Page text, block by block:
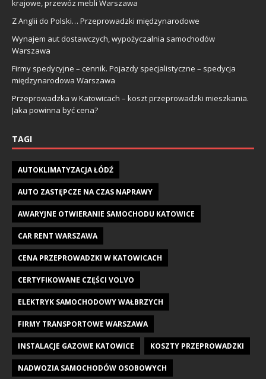
krajowe, przewóz mebli Warszawa
Z Anglii do Polski… Przeprowadzki międzynarodowe
Wynajem aut dostawczych, wypożyczalnia samochodów
Warszawa
Firmy spedycyjne – cennik. Pojazdy specjalistyczne – spedycja
międzynarodowa Warszawa
Przeprowadzka w Katowicach – koszt przeprowadzki mieszkania.
Jaka powinna być cena?
TAGI
AUTOKLIMATYZACJA ŁÓDŹ
AUTO ZASTĘPCZE NA CZAS NAPRAWY
AWARYJNE OTWIERANIE SAMOCHODU KATOWICE
CAR RENT WARSZAWA
CENA PRZEPROWADZKI W KATOWICACH
CERTYFIKOWANE CZĘŚCI VOLVO
ELEKTRYK SAMOCHODOWY WAŁBRZYCH
FIRMY TRANSPORTOWE WARSZAWA
INSTALACJE GAZOWE KATOWICE KOSZTY PRZEPROWADZKI
NADWOZIA SAMOCHODÓW OSOBOWYCH